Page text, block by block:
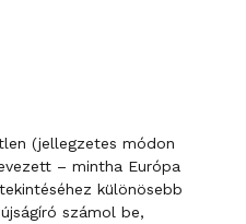
(jellegzetes módon
– mintha Európa
különösebb
számol be,